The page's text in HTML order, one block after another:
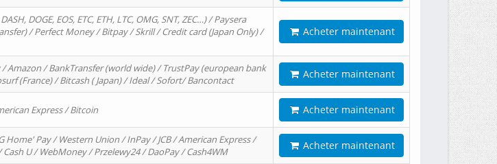
DOGE, EOS, ETC, ETH, LTC, OMG, SNT, ZEC…) / Paysera
/ Perfect Money / Bitpay / Skrill / Credit card (Japan Only) /
Acheter maintenant
/ BankTransfer (world wide) / TrustPay (european bank
(France) / Bitcash ( Japan) / Ideal / Sofort/ Bancontact
Acheter maintenant
Express / Bitcoin Acheter maintenant
Pay / Western Union / InPay / JCB / American Express /
U / WebMoney / Przelewy24 / DaoPay / Cash4WM
Acheter maintenant